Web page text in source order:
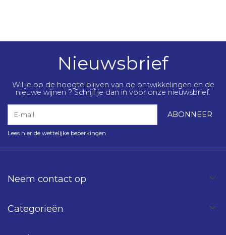
Nieuwsbrief
Wil je op de hoogte blijven van de ontwikkelingen en de
nieuwe wijnen ? Schrijf je dan in voor onze nieuwsbrief.
ABONNEER
Lees hier de wettelijke beperkingen
Neem contact op
Categorieën